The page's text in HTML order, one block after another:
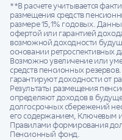
**В расчете учитывается
размещения средств
размере 15,1% годовых.
офертой или гарантией
возможной доходности
основании ретроспективных
Возможно увеличение или
средств пенсионных
гарантируют доходности от
Результаты размещения
определяют доходов в
долгосрочных сбережений
его содержанием, Ключевым
Правилами формирования
Пенсионный фонд.